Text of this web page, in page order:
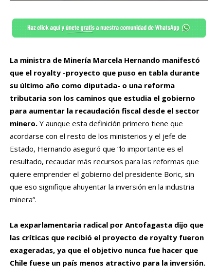
La ministra de Minería Marcela Hernando manifestó
que el royalty -proyecto que puso en tabla durante
su último año como diputada- o una reforma
tributaria son los caminos que estudia el gobierno
para aumentar la recaudación fiscal desde el sector
minero. Y aunque esta definición primero tiene que
acordarse con el resto de los ministerios y el jefe de
Estado, Hernando aseguró que “lo importante es el
resultado, recaudar más recursos para las reformas que
quiere emprender el gobierno del presidente Boric, sin
que eso signifique ahuyentar la inversión en la industria
minera”.
La exparlamentaria radical por Antofagasta dijo que
las críticas que recibió el proyecto de royalty fueron
exageradas, ya que el objetivo nunca fue hacer que
Chile fuese un país menos atractivo para la inversión.